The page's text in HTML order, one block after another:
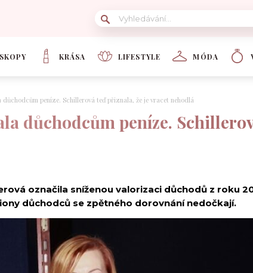
KRÁSA LIFESTYLE MÓDA
důchodcům peníze. Schillerová teď přiznala, že je vracet nehodlá
důchodcům peníze.
označila sníženou valorizaci důchodů z roku
důchodců se zpětného dorovnání nedočkají.